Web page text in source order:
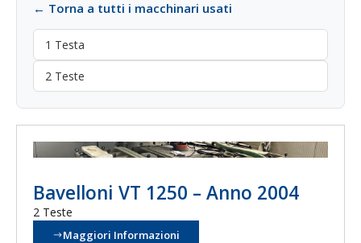
← Torna a tutti i macchinari usati
1 Testa
2 Teste
Bavelloni VT 1250 – Anno 2004
2 Teste
Maggiori Informazioni